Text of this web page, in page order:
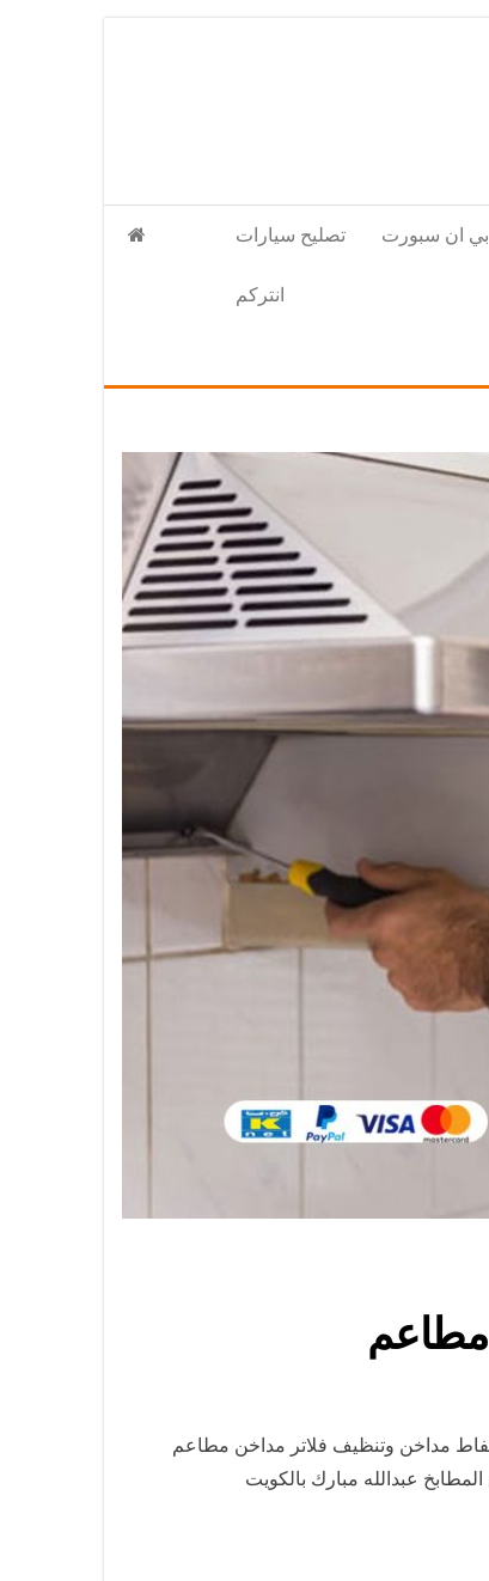
تصليح سيارات بي ان سبورت
انتركم
مداخن وتنظيف فلاتر مداخن مطاعم
عبدالله مبارك بالكويت